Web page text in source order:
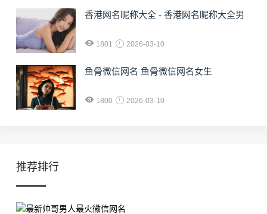
香港网名昵称大全 - 香港网名昵称大全男
1801 2026-03-10
鱼骨微信网名 鱼骨微信网名女生
1800 2026-03-10
推荐排行